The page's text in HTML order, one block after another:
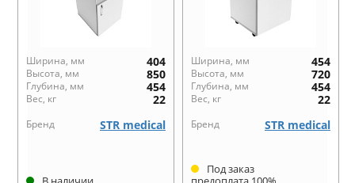
Ширина, мм 404
Высота, мм 850
Глубина, мм 454
Вес, кг 22
Бренд STR medical
Ширина, мм 454
Высота, мм 720
Глубина, мм 454
Вес, кг 22
Бренд STR medical
Под заказ